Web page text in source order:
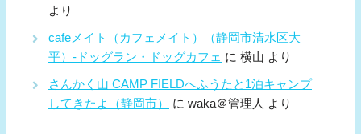
より
cafeメイト（カフェメイト）（静岡市清水区大
平）-ドッグラン・ドッグカフェ に 横山 より
さんかく山 CAMP FIELDへふうたと1泊キャンプ
してきたよ（静岡市）
に waka＠管理人 より